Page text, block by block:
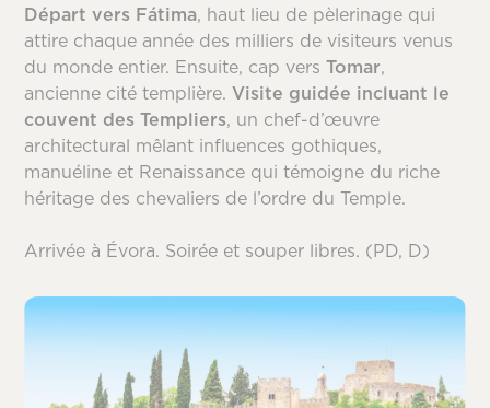
Départ vers Fátima, haut lieu de pèlerinage qui
attire chaque année des milliers de visiteurs venus
du monde entier. Ensuite, cap versTomar,
ancienne cité templière.Visite guidée incluant le
couvent des Templiers, un chef-d’œuvre
architectural mêlant influences gothiques,
manuéline et Renaissance qui témoigne du riche
héritage des chevaliers de l’ordre du Temple.
Arrivée à Évora. Soirée et souper libres. (PD, D)